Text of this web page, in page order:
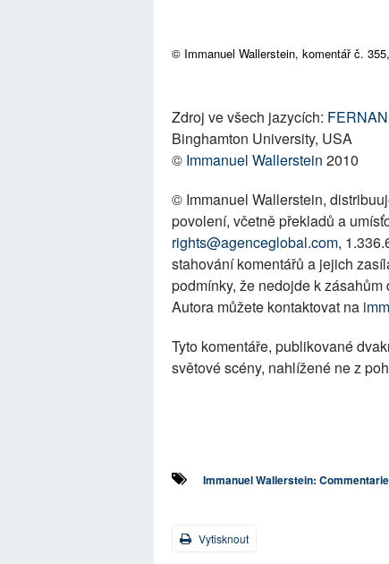
© Immanuel Wallerstein, komentář č.
Zdroj ve všech jazycích:
Binghamton University, USA
© Immanuel Wallerstein 2010
© Immanuel Wallerstein,
povolení, včetně překladů a
rights@agenceglobal.com,
stahování komentářů a jejich
podmínky, že nedojde k
Autora můžete kontaktovat na
Tyto komentáře, publikované
světové scény, nahlížené ne z
Immanuel Wallerstein:
Vytisknout